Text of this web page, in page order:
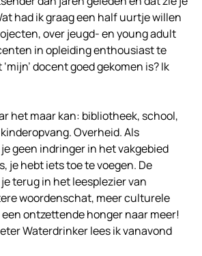
had ik graag een half uurtje willen
over jeugd- en young adult
in opleiding enthousiast te
docent goed gekomen is? Ik
het maar kan: bibliotheek, school,
Overheid. Als
geen indringer in het vakgebied
je hebt iets toe te voegen. De
terug in het leesplezier van
woordenschat, meer culturele
ontzettende honger naar meer!
Waterdrinker lees ik vanavond